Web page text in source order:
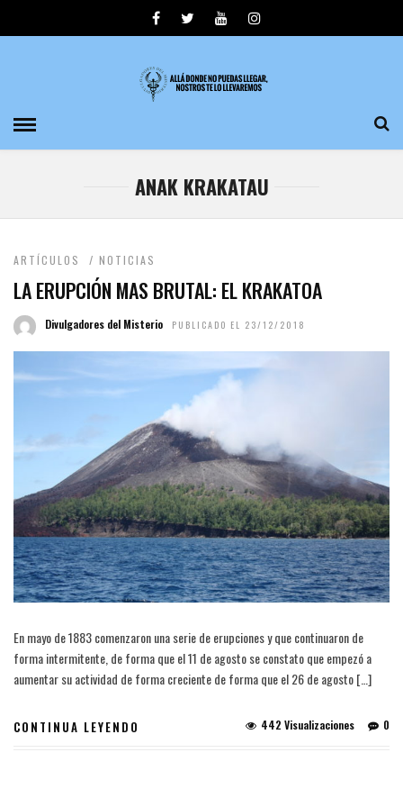
ANAK KRAKATAU
ARTÍCULOS / NOTICIAS
LA ERUPCIÓN MAS BRUTAL: EL KRAKATOA
Divulgadores del Misterio PUBLICADO EL 23/12/2018
En mayo de 1883 comenzaron una serie de erupciones y que continuaron de
forma intermitente, de forma que el 11 de agosto se constato que empezó a
aumentar su actividad de forma creciente de forma que el 26 de agosto […]
CONTINUA LEYENDO 0
442 Visualizaciones